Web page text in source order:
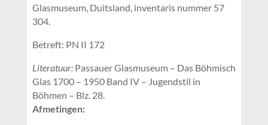
Glasmuseum, Duitsland, inventaris nummer 57
304.
Betreft: PN II 172
Literatuur:Passauer Glasmuseum – Das Böhmisch
Glas 1700 – 1950 Band IV – Jugendstil in
Böhmen – Blz. 28.
Afmetingen: